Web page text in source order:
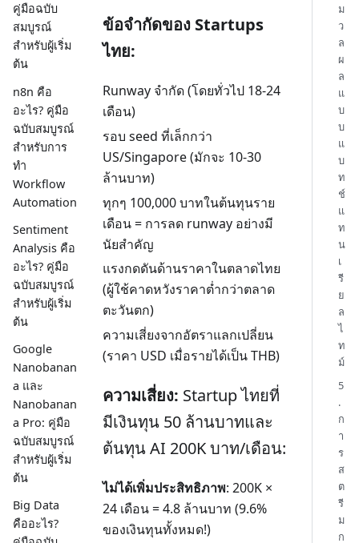
คู่มือฉบับ
สมบูรณ์
สำหรับผู้เริ่ม
ต้น
n8n คือ
อะไร? คู่มือ
ฉบับสมบูรณ์
สำหรับการ
ทำ
Workflow
Automation
Sentiment
Analysis คือ
อะไร? คู่มือ
ฉบับสมบูรณ์
สำหรับผู้เริ่ม
ต้น
Google
Nanobanan
a และ
Nanobanan
a Pro: คู่มือ
ฉบับสมบูรณ์
สำหรับผู้เริ่ม
ต้น
Big Data
คืออะไร?
ข้อจำกัดของ Startups
ไทย:
Runway จำกัด (โดยทั่วไป 18-24
เดือน)
รอบ seed ที่เล็กกว่า
US/Singapore (มักจะ 10-30
ล้านบาท)
ทุกๆ 100,000 บาทในต้นทุนราย
เดือน = การลด runway อย่างมี
นัยสำคัญ
แรงกดดันด้านราคาในตลาดไทย
(ผู้ใช้คาดหวังราคาต่ำกว่าตลาด
ตะวันตก)
ความเสี่ยงจากอัตราแลกเปลี่ยน
(ราคา USD เมื่อรายได้เป็น THB)
ความเสี่ยง: Startup ไทยที่
มีเงินทุน 50 ล้านบาทและ
ต้นทุน AI 200K บาท/เดือน:
ไม่ได้เพิ่มประสิทธิภาพ: 200K ×
24 เดือน = 4.8 ล้านบาท (9.6%
ของเงินทุนทั้งหมด!)
ม
ว
ล
ผ
ล
แ
บ
บ
แ
บ
ท
ช์
แ
ท
น
เ
รี
ย
ล
ไ
ท
ม์
5
.
ก
า
ร
ส
ต
รี
ม
ก